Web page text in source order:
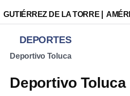
GUTIÉRREZ DE LA TORRE
DEPORTES
Deportivo Toluca
Deportivo Toluca